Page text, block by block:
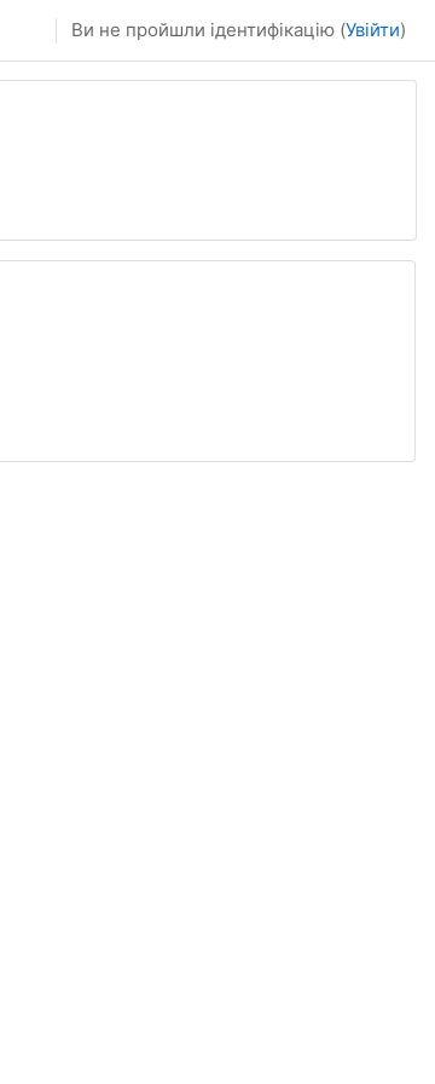
Ви не пройшли ідентифікацію (Увійти)